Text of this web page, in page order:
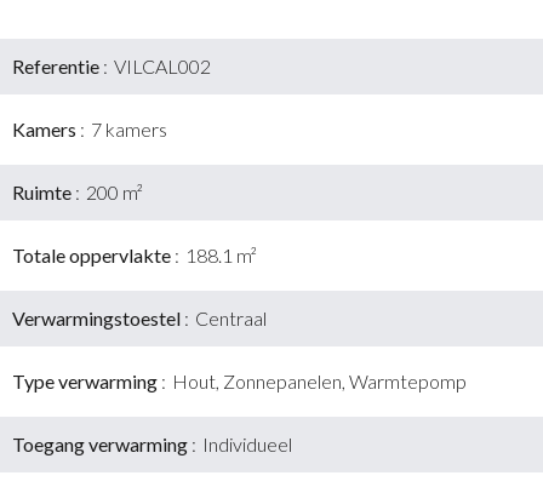
Referentie VILCAL002
Kamers 7 kamers
Ruimte 200 m²
Totale oppervlakte 188.1 m²
Verwarmingstoestel Centraal
Type verwarming Hout, Zonnepanelen, Warmtepomp
Toegang verwarming Individueel